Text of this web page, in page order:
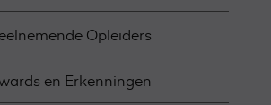
Opleiders
en Erkenningen